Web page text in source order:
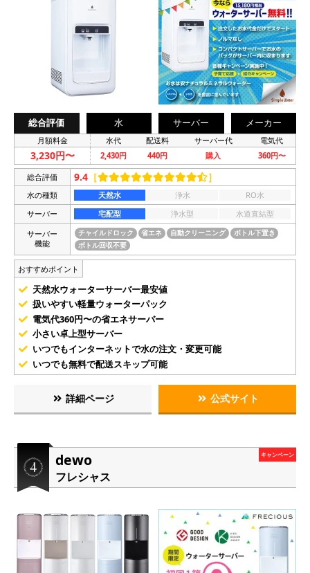
総合評価 水 サーバー メーカー
月額料金 水代 配送料 サーバー代 電気代
3,230円〜 2,430円 440円 購入 360円〜
総合評価 9.4 ［ ］
水の種類 天然水 浄水
RO水
サーバー
宅配型 浄水型
水道直結型
サーバー
機能
チャイルドロック 省エネ 自動クリーニング
ボトル下置き
ボトル回収不要
おすすめポイント
天然水ウォーターサーバー最安値
扱いやすい軽量ウォーターパック
電気代360円〜の省エネサーバー
小さい卓上型サーバー
いつでもインターネットで水の注文・変更可能
いつでも無料で配送スキップ可能
詳細ページ 公式サイト
dewo
フレシャス
キャンペーン